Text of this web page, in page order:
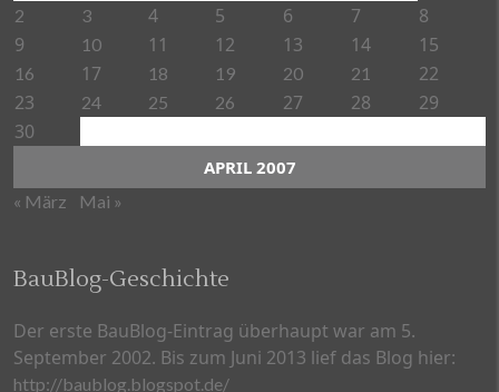
APRIL 2007
2 3 4 5 6 7
8
9
10 11 12 13 14 15
16 17 18 19 20 21
22
23
24 25 26 27 28
29
30
« März Mai »
BauBlog-Geschichte
Der erste BauBlog-Eintrag überhaupt war am 5.
September 2002. Bis zum Juni 2013 lief das Blog hier:
http://baublog.blogspot.de/